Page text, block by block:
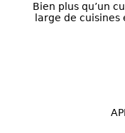
Bien plus qu’un
large de cuisines